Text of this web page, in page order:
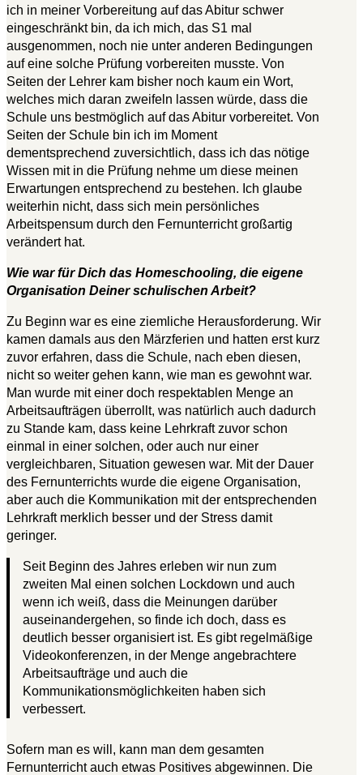
ich in meiner Vorbereitung auf das Abitur schwer
eingeschränkt bin, da ich mich, das S1 mal
ausgenommen, noch nie unter anderen Bedingungen
auf eine solche Prüfung vorbereiten musste. Von
Seiten der Lehrer kam bisher noch kaum ein Wort,
welches mich daran zweifeln lassen würde, dass die
Schule uns bestmöglich auf das Abitur vorbereitet. Von
Seiten der Schule bin ich im Moment
dementsprechend zuversichtlich, dass ich das nötige
Wissen mit in die Prüfung nehme um diese meinen
Erwartungen entsprechend zu bestehen. Ich glaube
weiterhin nicht, dass sich mein persönliches
Arbeitspensum durch den Fernunterricht großartig
verändert hat.
Wie war für Dich das Homeschooling, die eigene
Organisation Deiner schulischen Arbeit?
Zu Beginn war es eine ziemliche Herausforderung. Wir
kamen damals aus den Märzferien und hatten erst kurz
zuvor erfahren, dass die Schule, nach eben diesen,
nicht so weiter gehen kann, wie man es gewohnt war.
Man wurde mit einer doch respektablen Menge an
Arbeitsaufträgen überrollt, was natürlich auch dadurch
zu Stande kam, dass keine Lehrkraft zuvor schon
einmal in einer solchen, oder auch nur einer
vergleichbaren, Situation gewesen war. Mit der Dauer
des Fernunterrichts wurde die eigene Organisation,
aber auch die Kommunikation mit der entsprechenden
Lehrkraft merklich besser und der Stress damit
geringer.
Seit Beginn des Jahres erleben wir nun zum
zweiten Mal einen solchen Lockdown und auch
wenn ich weiß, dass die Meinungen darüber
auseinandergehen, so finde ich doch, dass es
deutlich besser organisiert ist. Es gibt regelmäßige
Videokonferenzen, in der Menge angebrachtere
Arbeitsaufträge und auch die
Kommunikationsmöglichkeiten haben sich
verbessert.
Sofern man es will, kann man dem gesamten
Fernunterricht auch etwas Positives abgewinnen. Die